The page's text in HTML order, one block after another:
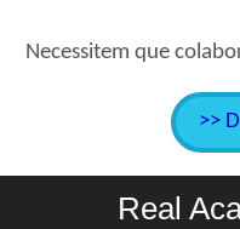
Necessitem que
>>
Real